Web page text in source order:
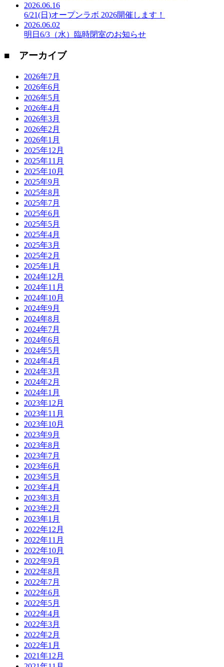
2026.06.16
6/21(日)オープンラボ 2026開催します！
2026.06.02
明日6/3（水）臨時閉室のお知らせ
■ アーカイブ
2026年7月
2026年6月
2026年5月
2026年4月
2026年3月
2026年2月
2026年1月
2025年12月
2025年11月
2025年10月
2025年9月
2025年8月
2025年7月
2025年6月
2025年5月
2025年4月
2025年3月
2025年2月
2025年1月
2024年12月
2024年11月
2024年10月
2024年9月
2024年8月
2024年7月
2024年6月
2024年5月
2024年4月
2024年3月
2024年2月
2024年1月
2023年12月
2023年11月
2023年10月
2023年9月
2023年8月
2023年7月
2023年6月
2023年5月
2023年4月
2023年3月
2023年2月
2023年1月
2022年12月
2022年11月
2022年10月
2022年9月
2022年8月
2022年7月
2022年6月
2022年5月
2022年4月
2022年3月
2022年2月
2022年1月
2021年12月